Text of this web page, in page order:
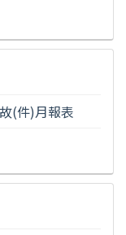
(件)月報表